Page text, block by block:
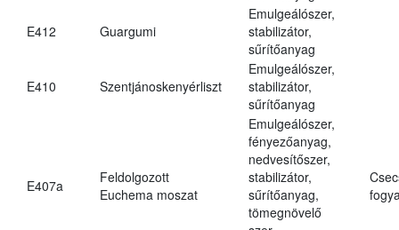
E412 Guargumi
Emulgeálószer,
stabilizátor,
sűrítőanyag
E410 Szentjánoskenyérliszt
Emulgeálószer,
stabilizátor,
sűrítőanyag
E407a
Feldolgozott
Euchema moszat
Emulgeálószer,
fényezőanyag,
nedvesítőszer,
stabilizátor,
sűrítőanyag,
tömegnövelő